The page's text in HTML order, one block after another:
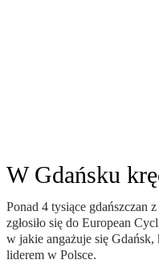
W Gdańsku
Ponad 4 tysiące gdańszczan
zgłosiło się do European
w jakie angażuje się
liderem w Polsce.